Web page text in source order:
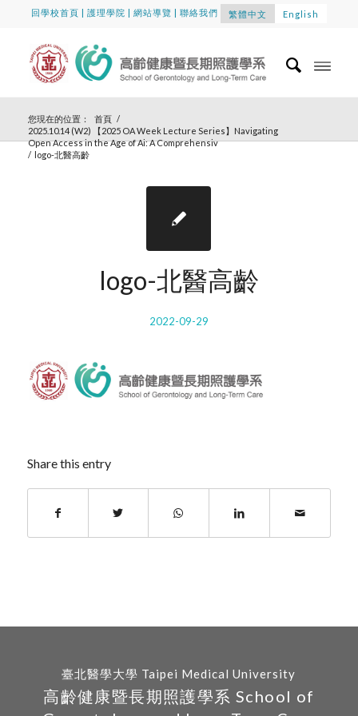
回學校首頁 |護理學院 |網站導覽 | 聯絡我們 繁體中文 English
您現在的位置： 首頁 /
2025.10.14 (W2) 【2025 OA Week Lecture Series】Navigating
Open Access in the Age of Ai: A Comprehensiv
/ logo-北醫高齡
logo-北醫高齡
2022-09-29
Share this entry
臺北醫學大學 Taipei Medical University
高齡健康暨長期照護學系 School of